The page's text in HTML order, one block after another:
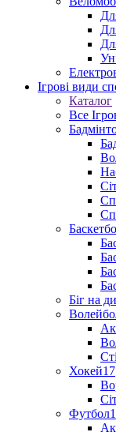
Ігрові види
Каталог
Все
Біг на
Хокей17
Футбол